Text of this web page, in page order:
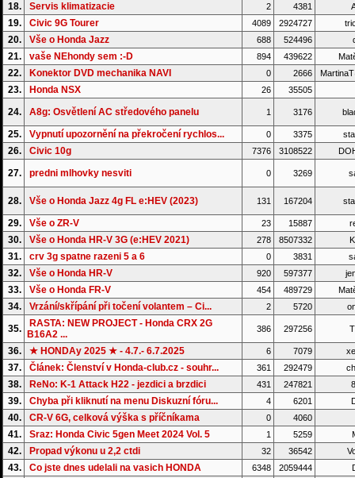
18. Servis klimatizacie 2 4381
19. Civic 9G Tourer 4089 2924727
20. Vše o Honda Jazz 688 524496
21. vaše NEhondy sem :-D 894 439622
22. Konektor DVD mechanika NAVI 0 2666
23. Honda NSX 26 35505
24. A8g: Osvětlení AC středového panelu 1 3176
25. Vypnutí upozornění na překročení rychlos... 0 3375
26. Civic 10g 7376 3108522
27. predni mlhovky nesviti 0 3269
28. Vše o Honda Jazz 4g FL e:HEV (2023) 131 167204
29. Vše o ZR-V 23 15887
30. Vše o Honda HR-V 3G (e:HEV 2021) 278 8507332
31. crv 3g spatne razeni 5 a 6 0 3831
32. Vše o Honda HR-V 920 597377
33. Vše o Honda FR-V 454 489729
34. Vrzání/skřípání při točení volantem – Ci... 2 5720
35.
RASTA: NEW PROJECT - Honda CRX 2G
B16A2 ...
386 297256
36. ★ HONDAy 2025 ★ - 4.7.- 6.7.2025 6 7079
37. Článek: Členství v Honda-club.cz - souhr... 361 292479
38. ReNo: K-1 Attack H22 - jezdici a brzdici 431 247821
39. Chyba při kliknutí na menu Diskuzní fóru... 4 6201
40. CR-V 6G, celková výška s příčníkama 0 4060
41. Sraz: Honda Civic 5gen Meet 2024 Vol. 5 1 5259
42. Propad výkonu u 2,2 ctdi 32 36542
43. Co jste dnes udelali na vasich HONDA 6348 2059444